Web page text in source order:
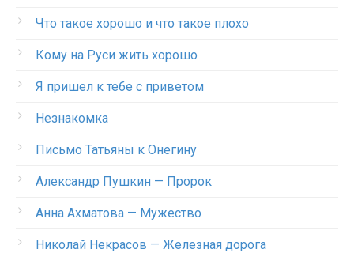
Что такое хорошо и что такое плохо
Кому на Руси жить хорошо
Я пришел к тебе с приветом
Незнакомка
Письмо Татьяны к Онегину
Александр Пушкин — Пророк
Анна Ахматова — Мужество
Николай Некрасов — Железная дорога